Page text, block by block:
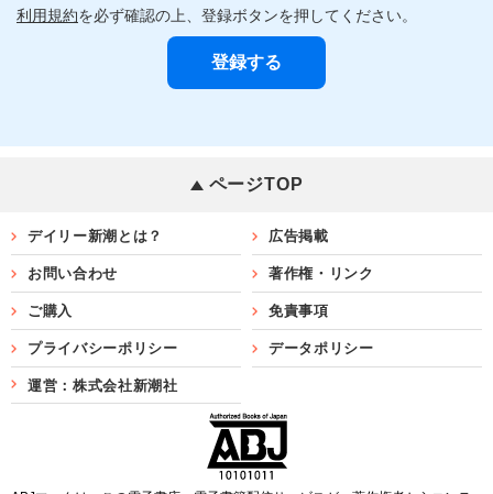
利用規約を必ず確認の上、登録ボタンを押してください。
ページTOP
デイリー新潮とは？ 広告掲載
お問い合わせ 著作権・リンク
ご購入 免責事項
プライバシーポリシー データポリシー
運営：株式会社新潮社